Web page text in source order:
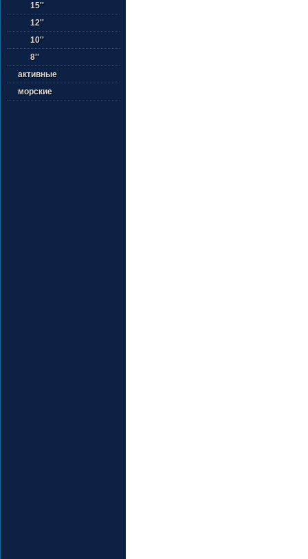
15''
12''
10''
8''
активные
морские